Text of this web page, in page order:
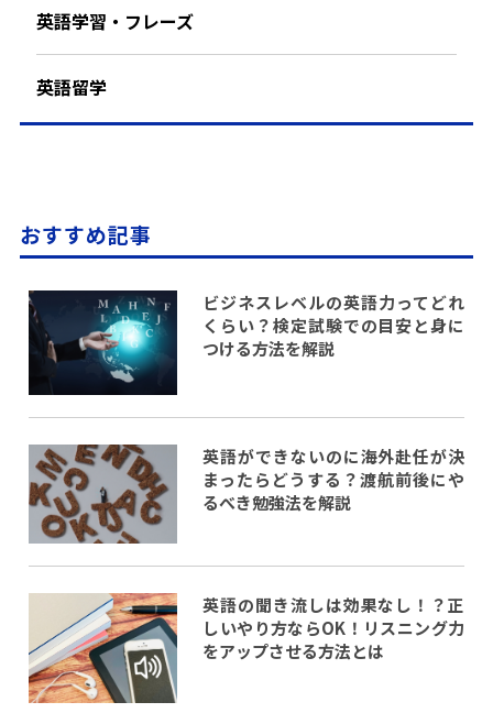
英語学習・フレーズ
英語留学
おすすめ記事
ビジネスレベルの英語力ってどれ
くらい？検定試験での目安と身に
つける方法を解説
英語ができないのに海外赴任が決
まったらどうする？渡航前後にや
るべき勉強法を解説
英語の聞き流しは効果なし！？正
しいやり方ならOK！リスニング力
をアップさせる方法とは